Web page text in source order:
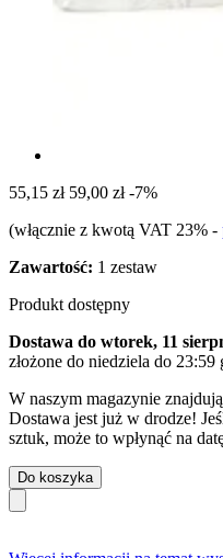
55,15 zł 59,00 zł -7%
(włącznie z kwotą VAT 23% -
Zawartość: 1 zestaw
Produkt dostępny
Dostawa do wtorek, 11
złożone do niedziela do 23:59
W naszym magazynie
Dostawa jest już w drodze!
sztuk, może to wpłynąć na
Do koszyka